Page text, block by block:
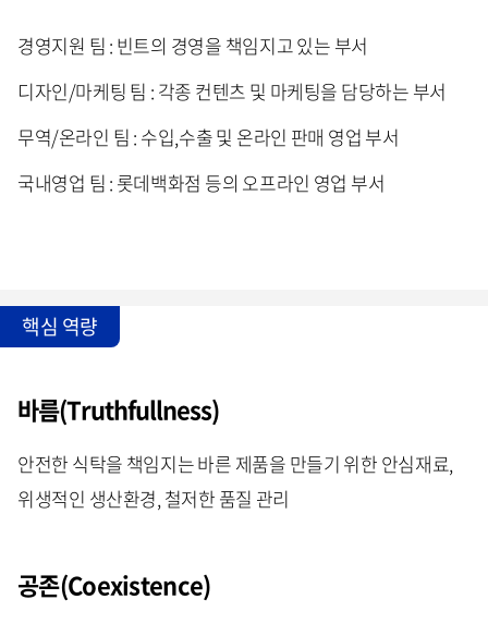
경영지원 팀 : 빈트의 경영을 책임지고 있는 부서
디자인/마케팅 팀 : 각종 컨텐츠 및 마케팅을 담당하는 부서
무역/온라인 팀 : 수입,수출 및 온라인 판매 영업 부서
국내영업 팀 : 롯데백화점 등의 오프라인 영업 부서
핵심 역량
바름(Truthfullness)
안전한 식탁을 책임지는 바른 제품을 만들기 위한 안심재료,
위생적인 생산환경, 철저한 품질 관리
공존(Coexistence)